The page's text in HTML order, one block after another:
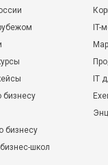
бизнесу
бизнесу
школ
IT-
IT